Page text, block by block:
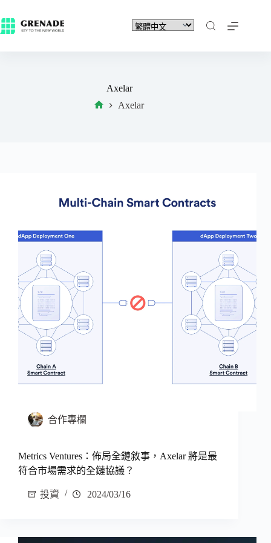
Axelar
Axelar
合作專欄
Metrics Ventures：佈局全鏈敘事，Axelar 將是最
符合市場需求的全鏈協議？
投資 2024/03/16